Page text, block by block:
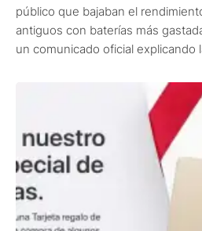
público que bajaban el
antiguos con baterías más
un comunicado oficial explicando